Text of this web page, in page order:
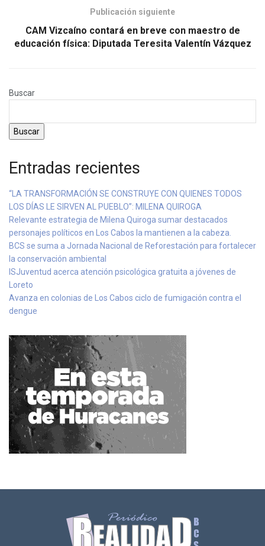
Publicación siguiente
CAM Vizcaíno contará en breve con maestro de
educación física: Diputada Teresita Valentín Vázquez
Buscar
Buscar
Entradas recientes
“LA TRANSFORMACIÓN SE CONSTRUYE CON QUIENES TODOS
LOS DÍAS LE SIRVEN AL PUEBLO”: MILENA QUIROGA
Relevante estrategia de Milena Quiroga sumar destacados
personajes políticos en Los Cabos la mantienen a la cabeza.
BCS se suma a Jornada Nacional de Reforestación para fortalecer
la conservación ambiental
ISJuventud acerca atención psicológica gratuita a jóvenes de
Loreto
Avanza en colonias de Los Cabos ciclo de fumigación contra el
dengue